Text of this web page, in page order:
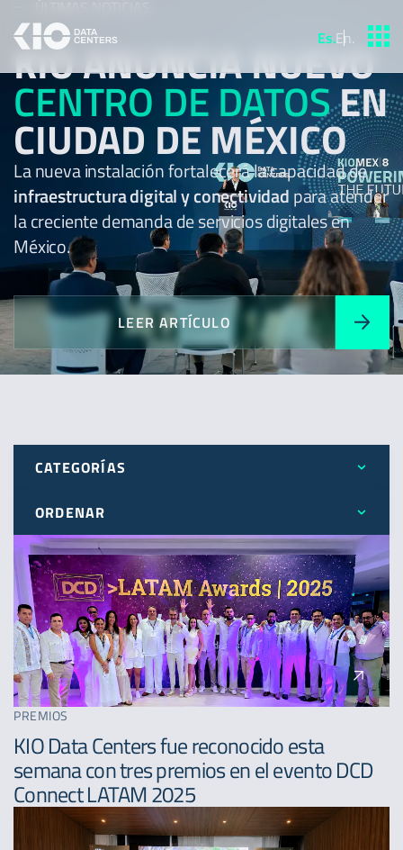
Es.En.
KIO ANUNCIA NUEVO
CENTRO DE DATOSEN
CIUDAD DE MÉXICO
La nueva instalación fortalecerá la capacidad de
infraestructura digital y conectividadpara atender
la creciente demanda de servicios digitales en
México.
LEER ARTÍCULO
CATEGORÍAS
Todos
Expansión
Novedades
Premios
ORDENAR
Más reciente
Menos reciente
A - Z
PREMIOS
KIO Data Centers fue reconocido esta
semana con tres premios en el evento DCD
Connect LATAM 2025